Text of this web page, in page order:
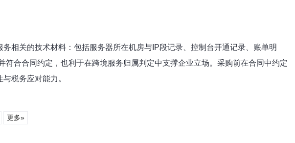
相关的技术材料：包括服务器所在机房与IP段记录、控制台开通记录、账单明
合合同约定，也利于在跨境服务归属判定中支撑企业立场。采购前在合同中约定
税务应对能力。
更多»